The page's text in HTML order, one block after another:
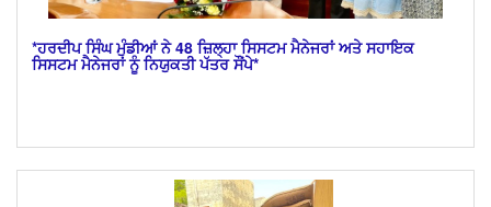
*ਹਰਦੀਪ ਸਿੰਘ ਮੁੰਡੀਆਂ ਨੇ 48 ਜ਼ਿਲ੍ਹਾ ਸਿਸਟਮ ਮੈਨੇਜਰਾਂ ਅਤੇ ਸਹਾਇਕ
ਸਿਸਟਮ ਮੈਨੇਜਰਾਂ ਨੂੰ ਨਿਯੁਕਤੀ ਪੱਤਰ ਸੌਂਪੇ*